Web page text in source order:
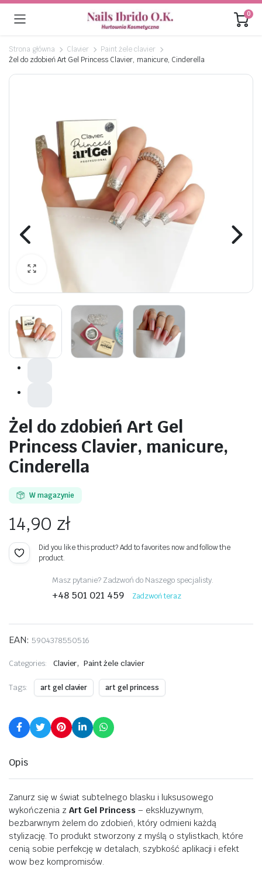
0
Strona główna Clavier
Paint żele clavier
Żel do zdobień Art Gel Princess Clavier, manicure, Cinderella
Żel do zdobień Art Gel
Princess Clavier, manicure,
Cinderella
W magazynie
14,90 zł
Did you like this product? Add to favorites now and follow the
product.
Masz pytanie? Zadzwoń do Naszego specjalisty.
+48 501 021 459 Zadzwoń teraz
EAN: 5904378550516
Categories: Clavier, Paint żele clavier
Tags: art gel clavier art gel princess
Opis
Zanurz się w świat subtelnego blasku i luksusowego
wykończenia z Art Gel Princess – ekskluzywnym,
bezbarwnym żelem do zdobień, który odmieni każdą
stylizację. To produkt stworzony z myślą o stylistkach, które
cenią sobie perfekcję w detalach, szybkość aplikacji i efekt
wow bez kompromisów.